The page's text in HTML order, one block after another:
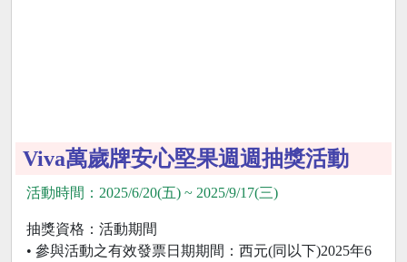
Viva萬歲牌安心堅果週週抽獎活動
活動時間：2025/6/20(五) ~ 2025/9/17(三)
抽獎資格：活動期間
• 參與活動之有效發票日期期間：西元(同以下)2025年6